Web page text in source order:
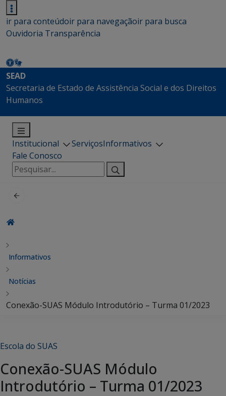
ir para conteúdoir para navegaçãoir para busca
Ouvidoria Transparência
SEAD
Secretaria de Estado de Assistência Social e dos Direitos
Humanos
Institucional ServiçosInformativos
Fale Conosco
Pesquisar
por:
Informativos
Notícias
Conexão-SUAS Módulo Introdutório – Turma 01/2023
Escola do SUAS
Conexão-SUAS Módulo
Introdutório – Turma 01/2023